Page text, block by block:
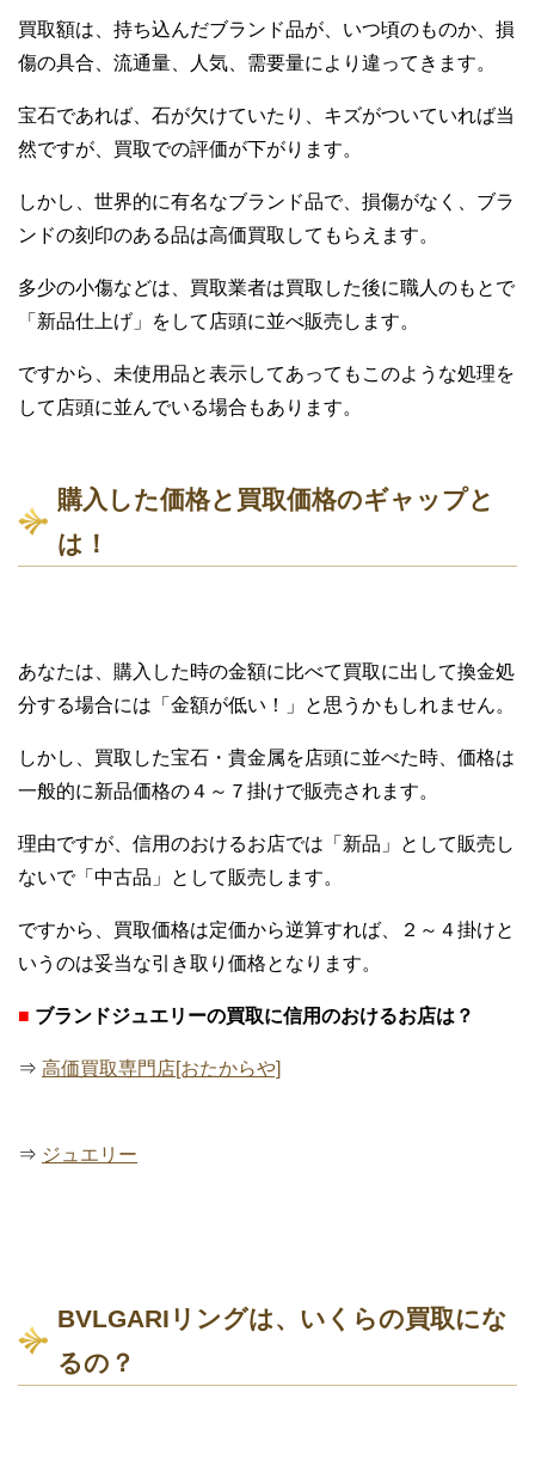
買取額は、持ち込んだブランド品が、いつ頃のものか、損
傷の具合、流通量、人気、需要量により違ってきます。
宝石であれば、石が欠けていたり、キズがついていれば当
然ですが、買取での評価が下がります。
しかし、世界的に有名なブランド品で、損傷がなく、ブラ
ンドの刻印のある品は高価買取してもらえます。
多少の小傷などは、買取業者は買取した後に職人のもとで
「新品仕上げ」をして店頭に並べ販売します。
ですから、未使用品と表示してあってもこのような処理を
して店頭に並んでいる場合もあります。
購入した価格と買取価格のギャップと
は！
あなたは、購入した時の金額に比べて買取に出して換金処
分する場合には「金額が低い！」と思うかもしれません。
しかし、買取した宝石・貴金属を店頭に並べた時、価格は
一般的に新品価格の４～７掛けで販売されます。
理由ですが、信用のおけるお店では「新品」として販売し
ないで「中古品」として販売します。
ですから、買取価格は定価から逆算すれば、２～４掛けと
いうのは妥当な引き取り価格となります。
■ ブランドジュエリーの買取に信用のおけるお店は？
⇒ 高価買取専門店[おたからや]
⇒ ジュエリー
BVLGARIリングは、いくらの買取にな
るの？